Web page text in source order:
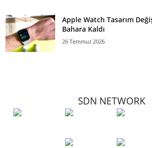
Apple Watch Tasarım
Bahara Kaldı
26 Temmuz 2026
SDN NETWORK